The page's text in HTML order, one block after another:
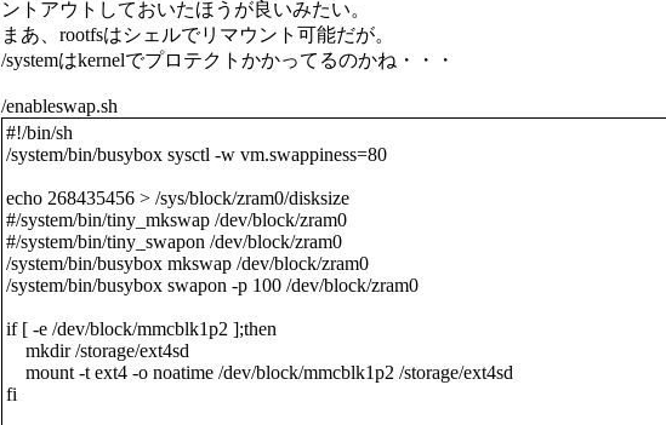
ントアウトしておいたほうが良いみたい。
まあ、rootfsはシェルでリマウント可能だが。
/systemはkernelでプロテクトかかってるのかね・・・
/enableswap.sh
#!/bin/sh
/system/bin/busybox sysctl -w vm.swappiness=80
echo 268435456 > /sys/block/zram0/disksize
#/system/bin/tiny_mkswap /dev/block/zram0
#/system/bin/tiny_swapon /dev/block/zram0
/system/bin/busybox mkswap /dev/block/zram0
/system/bin/busybox swapon -p 100 /dev/block/zram0
if [ -e /dev/block/mmcblk1p2 ];then
mkdir /storage/ext4sd
mount -t ext4 -o noatime /dev/block/mmcblk1p2 /storage/ext4sd
fi